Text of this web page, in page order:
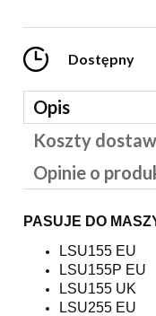
Dostępny
Opis
Koszty
Cena nie zawiera
Opinie o
PASUJE DO
LSU155 EU
LSU155P EU
LSU155 UK
LSU255 EU